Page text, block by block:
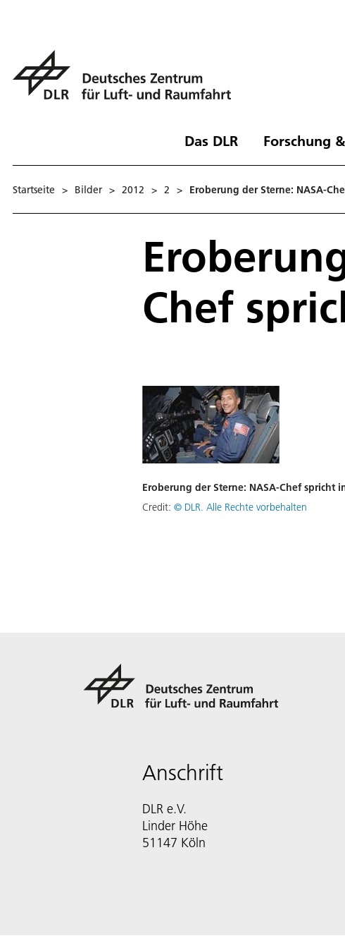
Das DLR Forschung
Startseite > Bilder > 2012 > 2 > Eroberung der Sterne: NASA-
Chef
Eroberung der Sterne: NASA-Chef spricht
Credit: © DLR. Alle Rechte vorbehalten
Anschrift
DLR e.V.
Linder Höhe
51147 Köln